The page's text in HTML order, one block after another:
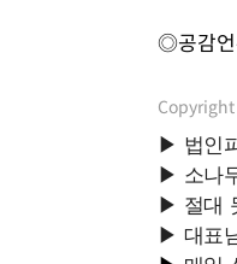
◎공감언
Copyright